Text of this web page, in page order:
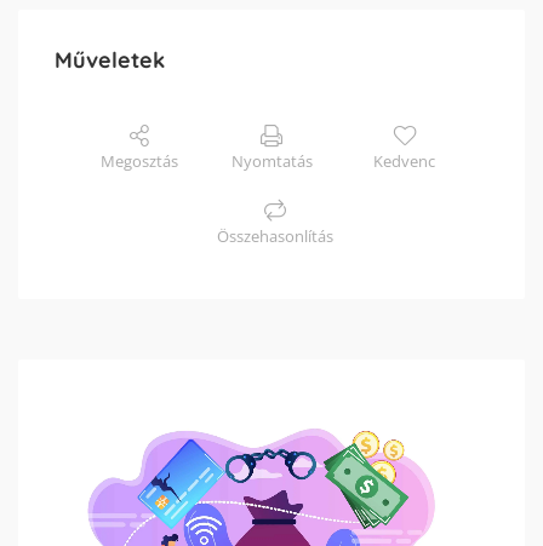
Műveletek
Megosztás Nyomtatás Kedvenc
Összehasonlítás